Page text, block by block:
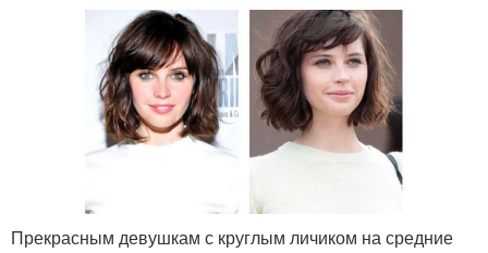
Прекрасным девушкам с круглым личиком на средние